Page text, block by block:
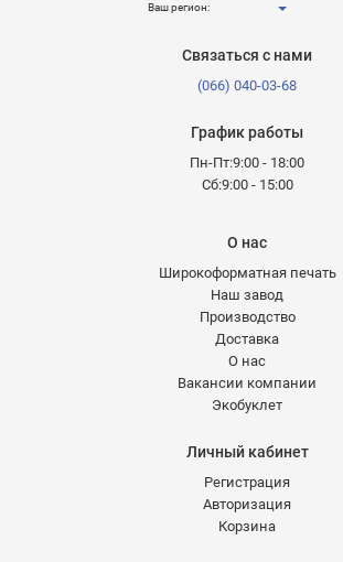
Ваш регион:
Связаться с нами
(066) 040-03-68
График работы
Пн-Пт:9:00 - 18:00
Сб:9:00 - 15:00
О нас
Широкоформатная печать
Наш завод
Производство
Доставка
О нас
Вакансии компании
Экобуклет
Личный кабинет
Регистрация
Авторизация
Корзина